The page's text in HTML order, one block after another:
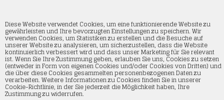
Diese Website verwendet Cookies, um eine funktionierende Website zu
gewährleisten und Ihre bevorzugten Einstellungen zu speichern. Wir
verwenden Cookies, um Statistiken zu erstellen und die Besuche auf
unserer Website zu analysieren, um sicherzustellen, dass die Website
kontinuierlich verbessert wird und dass unser Marketing für Sie relevant
ist. Wenn Sie Ihre Zustimmung geben, erlauben Sie uns, Cookies zu setzen
(entweder in Form von eigenen Cookies und/oder Cookies von Dritten) und
die über diese Cookies gesammelten personenbezogenen Daten zu
verarbeiten. Weitere Informationen zu Cookies finden Sie in unserer
Cookie-Richtlinie, in der Sie jederzeit die Möglichkeit haben, Ihre
Zustimmung zu widerrufen.
LKW's
Startseite»LKW's
In der Kategorie Lastwagen finden Sie unsere Auswahl an Lastwagen in
der Größe 1/87. Es gibt sowohl Lastwagen von AwM und Albedo als auch
von Herpa. Die Lastwagen sind sehr detailliert, und es gibt eine große